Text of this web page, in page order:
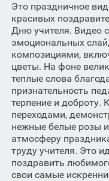
Это праздничное
красивых
Дню учителя. Видео
эмоциональных
композициями,
цветы. На фоне
теплые слова
признательность
терпение и
переходами,
нежные белые розы
атмосферу
труду учителя. Это
поздравить
свои самые